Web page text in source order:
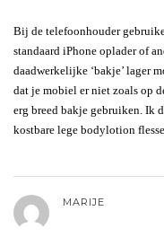
Bij de telefoonhouder
standaard iPhone oplader of
daadwerkelijke ‘bakje’ lager
dat je mobiel er niet zoals op
erg breed bakje gebruiken. Ik
kostbare lege bodylotion
MARIJE